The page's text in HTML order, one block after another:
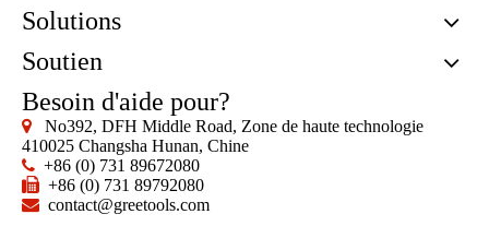
Solutions
Soutien
Besoin d'aide pour?
 No392, DFH Middle Road, Zone de haute technologie
410025 Changsha Hunan, Chine
 +86 (0) 731 89672080
 +86 (0) 731 89792080
 contact@greetools.com